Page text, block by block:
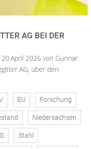
AG BEI DER
2026 von Gunnar
AG, über den
EU Forschung
Niedersachsen
Stahl